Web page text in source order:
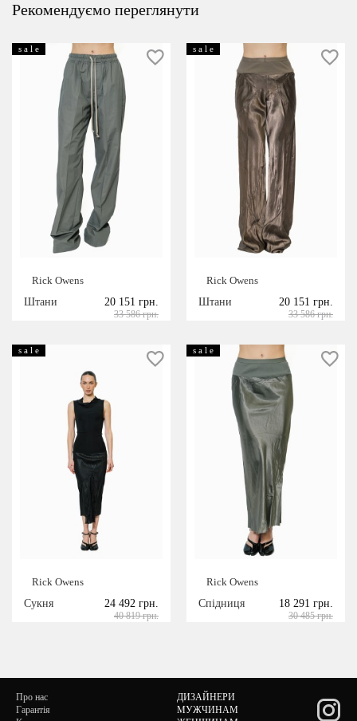
Рекомендуємо переглянути
s a l e
Rick Owens
Штани
20 151 грн.
33 586 грн.
s a l e
Rick Owens
Штани
20 151 грн.
33 586 грн.
s a l e
Rick Owens
Сукня
24 492 грн.
40 819 грн.
s a l e
Rick Owens
Спідниця
18 291 грн.
30 485 грн.
Про нас
Гарантія
ДИЗАЙНЕРИ
МУЖЧИНАМ